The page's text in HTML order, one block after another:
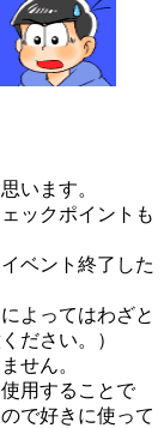
います。
ックポイントも
ベント終了した
よってはわざと
ださい。）
せん。
用することで
で好きに使って